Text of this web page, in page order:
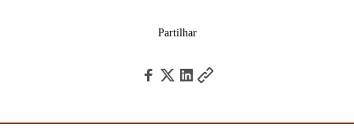
Partilhar